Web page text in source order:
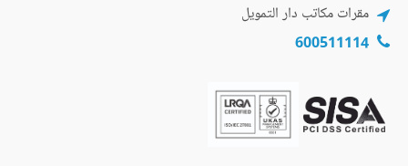
مقرات مكاتب دار التمويل
600511114